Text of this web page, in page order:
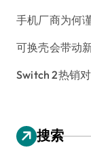
手机厂商为何
可换壳会带动
Switch 2热销
搜索